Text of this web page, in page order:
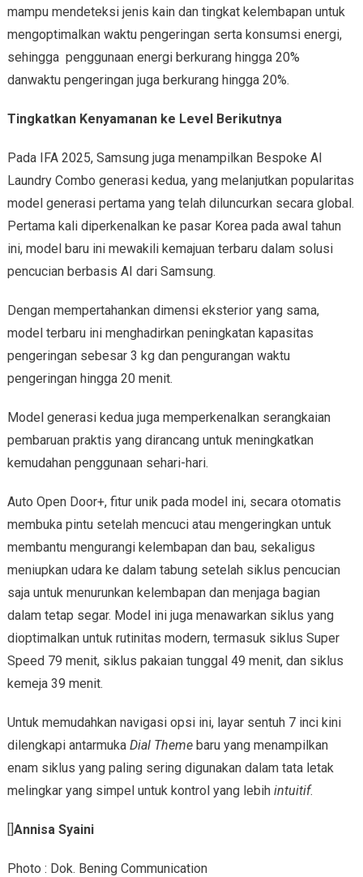
mampu mendeteksi jenis kain dan tingkat kelembapan untuk
mengoptimalkan waktu pengeringan serta konsumsi energi,
sehingga penggunaan energi berkurang hingga 20%
danwaktu pengeringan juga berkurang hingga 20%.
Tingkatkan Kenyamanan ke Level Berikutnya
Pada IFA 2025, Samsung juga menampilkan Bespoke AI
Laundry Combo generasi kedua, yang melanjutkan popularitas
model generasi pertama yang telah diluncurkan secara global.
Pertama kali diperkenalkan ke pasar Korea pada awal tahun
ini, model baru ini mewakili kemajuan terbaru dalam solusi
pencucian berbasis AI dari Samsung.
Dengan mempertahankan dimensi eksterior yang sama,
model terbaru ini menghadirkan peningkatan kapasitas
pengeringan sebesar 3 kg dan pengurangan waktu
pengeringan hingga 20 menit.
Model generasi kedua juga memperkenalkan serangkaian
pembaruan praktis yang dirancang untuk meningkatkan
kemudahan penggunaan sehari-hari.
Auto Open Door+, fitur unik pada model ini, secara otomatis
membuka pintu setelah mencuci atau mengeringkan untuk
membantu mengurangi kelembapan dan bau, sekaligus
meniupkan udara ke dalam tabung setelah siklus pencucian
saja untuk menurunkan kelembapan dan menjaga bagian
dalam tetap segar. Model ini juga menawarkan siklus yang
dioptimalkan untuk rutinitas modern, termasuk siklus Super
Speed 79 menit, siklus pakaian tunggal 49 menit, dan siklus
kemeja 39 menit.
Untuk memudahkan navigasi opsi ini, layar sentuh 7 inci kini
dilengkapi antarmuka Dial Themebaru yang menampilkan
enam siklus yang paling sering digunakan dalam tata letak
melingkar yang simpel untuk kontrol yang lebih intuitif.
[]Annisa Syaini
Photo : Dok. Bening Communication